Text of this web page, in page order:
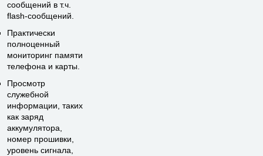
сообщений в т.ч.
flash-сообщений.
Практически
полноценный
мониторинг памяти
телефона и карты.
Просмотр
служебной
информации, таких
как заряд
аккумулятора,
номер прошивки,
уровень сигнала,